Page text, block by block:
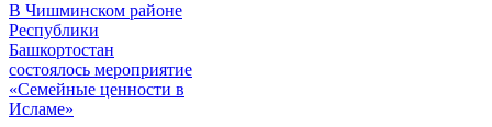
В Чишминском районе
Республики
Башкортостан
состоялось мероприятие
«Семейные ценности в
Исламе»